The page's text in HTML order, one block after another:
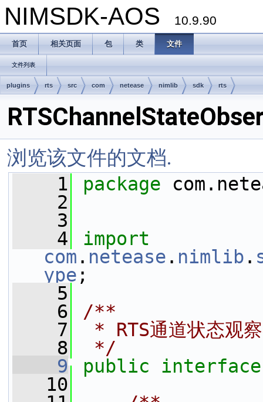
NIMSDK-AOS 10.9.90
首页 相关页面 包 类 文件
文件列表
plugins rts src com netease nimlib sdk rts
浏览该文件的文档.
    1
package
    2
    3
    4
import
com . netease . nimlib .
ype ;
    5
    6
/**
    7
* RTS通道状态观
    8
*/
    9
public
   10